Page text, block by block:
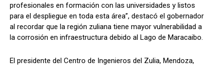
profesionales en formación con las universidades y listos
para el despliegue en toda esta área”, destacó el gobernador
al recordar que la región zuliana tiene mayor vulnerabilidad a
la corrosión en infraestructura debido al Lago de Maracaibo.
El presidente del Centro de Ingenieros del Zulia, Mendoza,